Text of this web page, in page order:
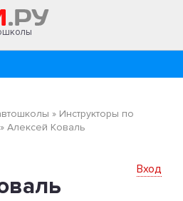
» Инструкторы по
» Алексей Коваль
Вход